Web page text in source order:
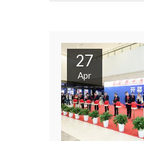
27
Apr